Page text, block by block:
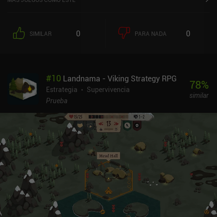
Ganar con éxito una batalla y conseguir logros opcionales nos
otorgan dinero que podemos utilizar para comprar muebles para
entre batallas donde este juego brilla de verdad. Nuestro abogado
elige constantemente a los villanos más obvios para defenderlos
en el tribunal e inventa las historias más ridículas para alegar su
con varios fiscales son una pareja hecha en el cielo, y crean una de
las experiencias más hilarantes que he tenido en móvil. Devil's
Attorney se vende por 4,99 $ sin anuncios ni iAPs. A pesar de ser
más bien corto y demasiado simple en ocasiones, puede resultar
muy entretenido para los aficionados a los juegos casuales de alta
calidad para móviles.
SIMILAR 0 PARA NADA 0
#10 Landnama - Viking Strategy RPG
Estrategia
Supervivencia
Prueba
78%
similar